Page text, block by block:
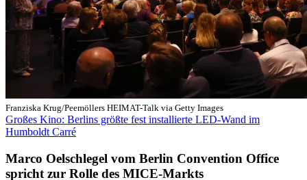
Franziska Krug/Peemöllers HEIMAT-Talk via Getty Images
Großes Kino: Berlins größte fest installierte LED-Wand im
Humboldt Carré
Marco Oelschlegel vom Berlin Convention Office
spricht zur Rolle des MICE-Markts